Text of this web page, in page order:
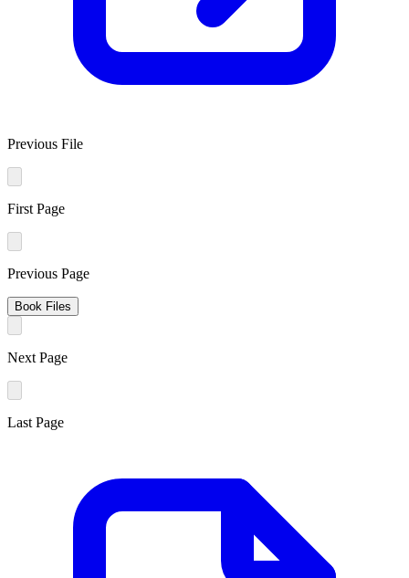
Previous File
First Page
Previous Page
Book Files
Next Page
Last Page